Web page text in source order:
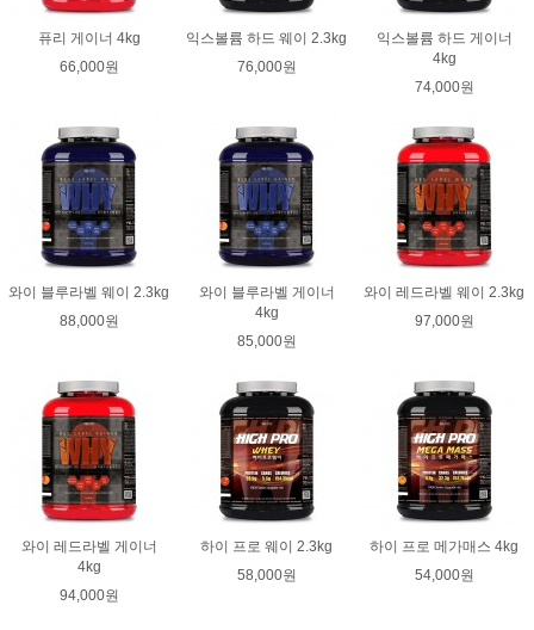
퓨리 게이너 4kg
66,000원
익스볼륨 하드 웨이 2.3kg
76,000원
익스볼륨 하드 게이너
4kg
74,000원
와이 블루라벨 웨이 2.3kg
88,000원
와이 블루라벨 게이너
4kg
85,000원
와이 레드라벨 웨이 2.3kg
97,000원
와이 레드라벨 게이너
4kg
94,000원
하이 프로 웨이 2.3kg
58,000원
하이 프로 메가매스 4kg
54,000원